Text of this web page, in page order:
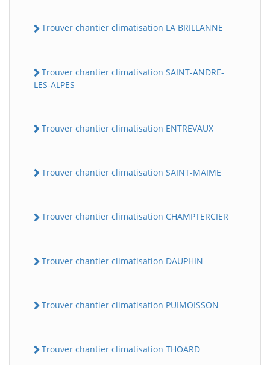
Trouver chantier climatisation LA BRILLANNE
Trouver chantier climatisation SAINT-ANDRE-
LES-ALPES
Trouver chantier climatisation ENTREVAUX
Trouver chantier climatisation SAINT-MAIME
Trouver chantier climatisation CHAMPTERCIER
Trouver chantier climatisation DAUPHIN
Trouver chantier climatisation PUIMOISSON
Trouver chantier climatisation THOARD